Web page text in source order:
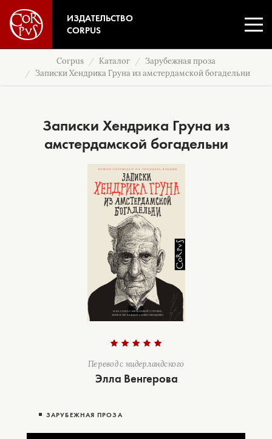
ИЗДАТЕЛЬСТВО
CORPUS
Corpus Каталог
Зарубежная проза
Записки Хендрика Груна из амстердамской богадельни
Записки Хендрика Груна из
амстердамской богадельни
Перевод с нидерландского
Элла Венгерова
ЗАРУБЕЖНАЯ ПРОЗА